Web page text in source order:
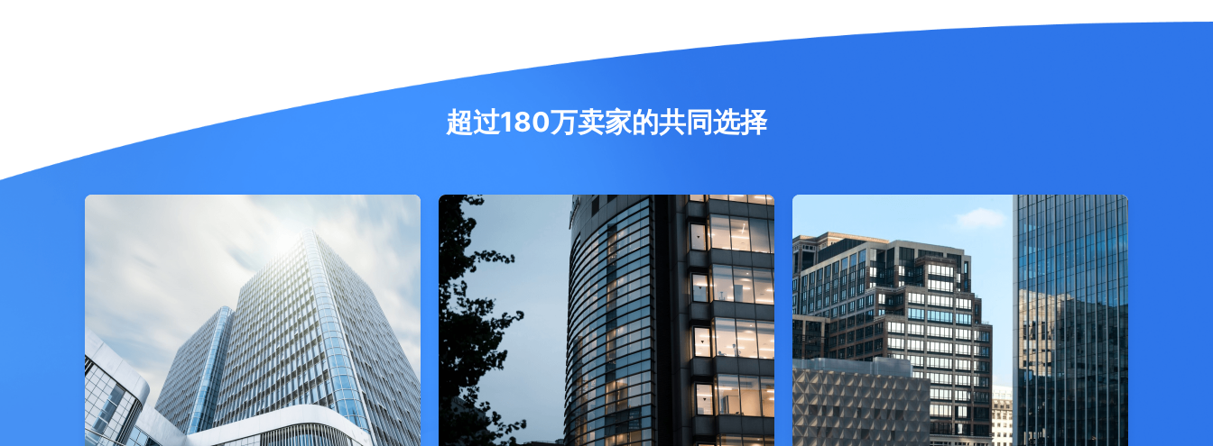
超过180万卖家的共同选择